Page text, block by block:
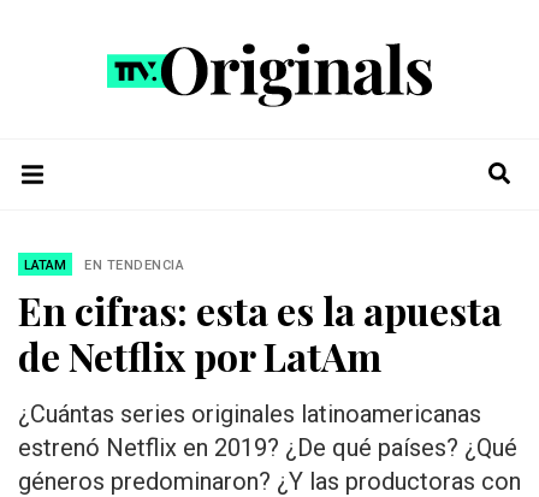
LATAM EN TENDENCIA
En cifras: esta es la apuesta
de Netflix por LatAm
¿Cuántas series originales latinoamericanas
estrenó Netflix en 2019? ¿De qué países? ¿Qué
géneros predominaron? ¿Y las productoras con